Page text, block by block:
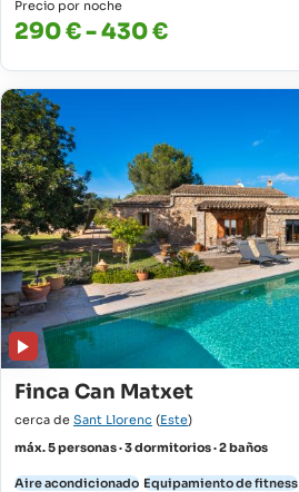
Precio por noche
290 € - 430 €
Finca Can Matxet
cerca de Sant Llorenc (Este)
máx. 5 personas · 3 dormitorios · 2 baños
Aire acondicionado Equipamiento de fitness